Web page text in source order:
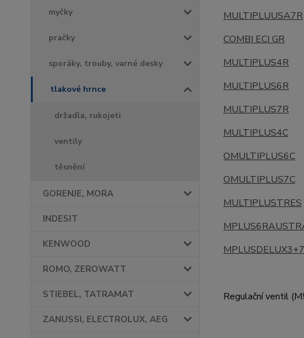
myčky
pračky
sporáky, trouby, varné desky
tlakové hrnce
držadla, rukojeti
ventily
těsnění
GORENJE, MORA
INDESIT
KENWOOD
ROMO, ZEROWATT
STIEBEL, TATRAMAT
ZANUSSI, ELECTROLUX, AEG
MULTIPLUUSA7R
COMBI ECI GR
MULTIPLUS4R
MULTIPLUS6R
MULTIPLUS7R
MULTIPLUS4C
OMULTIPLUS6C
OMULTIPLUS7C
MULTIPLUSTRES
MPLUSDELUX3+7
Regulační ventil